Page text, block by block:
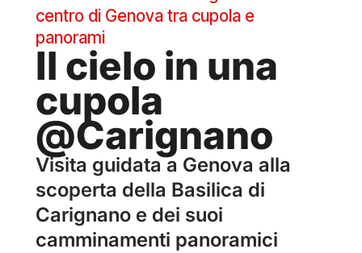
centro di Genova tra cupola e
panorami
Il cielo in una
cupola
@Carignano
Visita guidata a Genova alla
scoperta della Basilica di
Carignano e dei suoi
camminamenti panoramici